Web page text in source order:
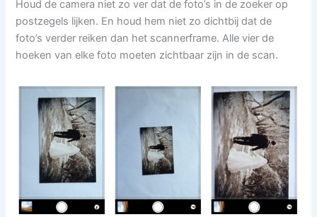
Houd de camera niet zo ver dat de foto’s in de zoeker op
postzegels lijken. En houd hem niet zo dichtbij dat de
foto’s verder reiken dan het scannerframe. Alle vier de
hoeken van elke foto moeten zichtbaar zijn in de scan.